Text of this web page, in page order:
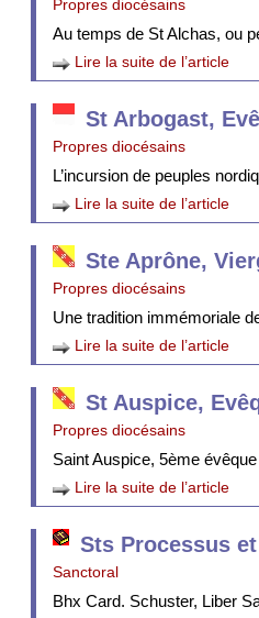
Propres diocésains
Au temps de St Alchas, ou
Lire la suite de l’article
St Arbogast,
Propres diocésains
L’incursion de peuples
Lire la suite de l’article
Ste Aprône,
Propres diocésains
Une tradition immémoriale
Lire la suite de l’article
St Auspice,
Propres diocésains
Saint Auspice, 5ème
Lire la suite de l’article
Sts Processus
Sanctoral
Bhx Card. Schuster, Liber